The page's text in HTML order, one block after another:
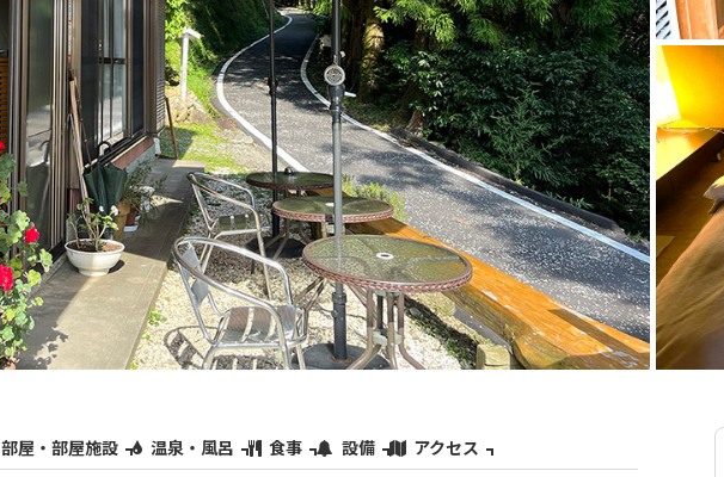
部屋・部屋施設 温泉・風呂 食事 設備 アクセス